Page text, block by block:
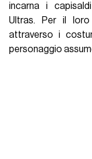
incarna i
Ultras. Per il
attraverso i
personaggio